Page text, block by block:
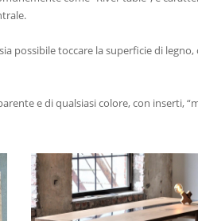
possibile toccare la superficie di
e di qualsiasi colore, con inserti,